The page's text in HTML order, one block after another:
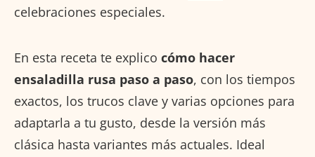
celebraciones especiales.
En esta receta te explico cómo hacer
ensaladilla rusa paso a paso, con los tiempos
exactos, los trucos clave y varias opciones para
adaptarla a tu gusto, desde la versión más
clásica hasta variantes más actuales. Ideal